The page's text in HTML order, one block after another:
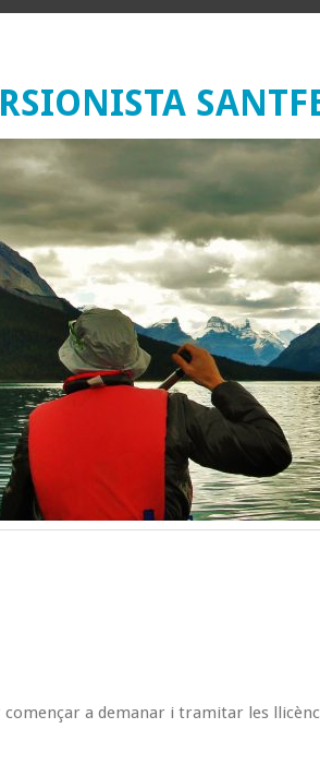
a demanar i tramitar les